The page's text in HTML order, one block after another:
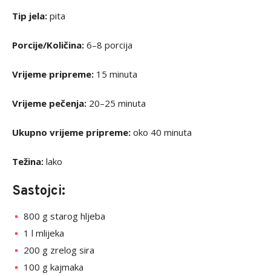
Tip jela: pita
Porcije/Količina: 6–8 porcija
Vrijeme pripreme: 15 minuta
Vrijeme pečenja: 20–25 minuta
Ukupno vrijeme pripreme: oko 40 minuta
Težina: lako
Sastojci:
800 g starog hljeba
1 l mlijeka
200 g zrelog sira
100 g kajmaka